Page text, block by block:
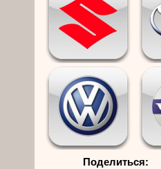
Поделиться: